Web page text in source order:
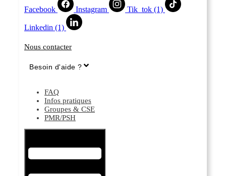
Facebook Instagram Tik_tok (1)
Linkedin (1)
Nous contacter
Besoin d'aide ?
FAQ
Infos pratiques
Groupes & CSE
PMR/PSH